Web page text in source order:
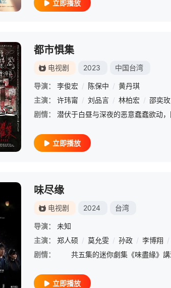
立即播放
都市惧集
电视剧 2023 中国台湾
导演： 李俊宏 / 陈保中 / 黄丹琪
主演：
许玮甯 / 刘品言 / 林柏宏 / 邵奕玫
剧情：
立即播放
味尽缘
电视剧 2024 台湾
导演：
未知
主演：
郑人硕 / 莫允雯 / 孙政 / 李博翔 /
剧情：
立即播放